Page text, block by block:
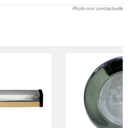
Photo non contractuelle